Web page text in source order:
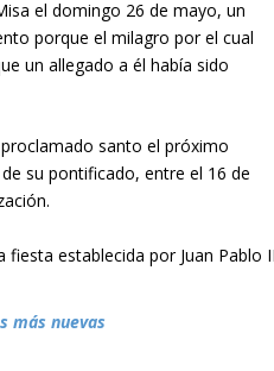
el domingo 26 de mayo, un
porque el milagro por el cual
un alle­gado a él había sido
santo el próximo
su pontificado, entre el 16 de
establecida por Juan Pablo
más nuevas